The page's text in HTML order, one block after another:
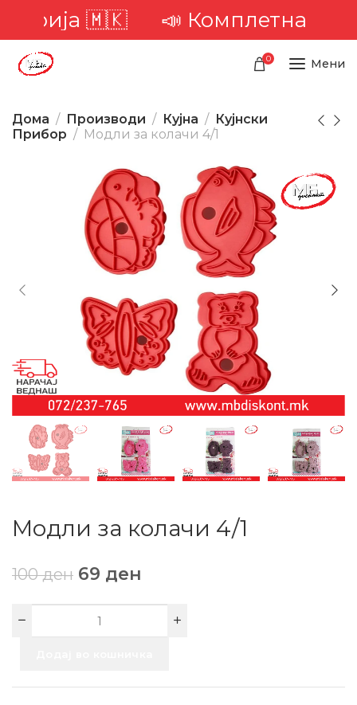
🇲🇰📣 Комплетна
0 Мени
Дома Производи Кујна
Кујнски
Прибор
Модли за колачи 4/1
Модли за колачи 4/1
100ден 69 ден